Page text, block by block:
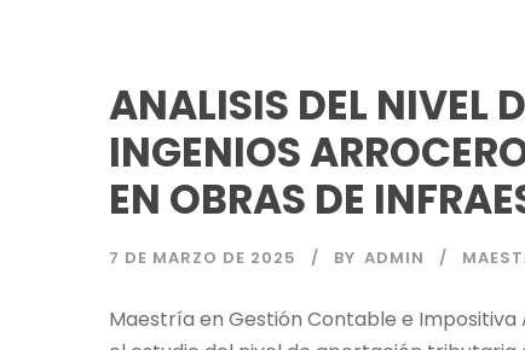
ANALISIS DEL NIVEL
INGENIOS
EN OBRAS DE
7 DE MARZO DE 2025 BY ADMIN
Maestría en Gestión Contable e